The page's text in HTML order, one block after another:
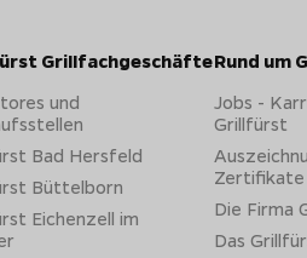
Grillfachgeschäfte
und
Bad Hersfeld
Büttelborn
Eichenzell im
Rund um
Jobs -
Grillfürst
Zertifikate
Die Firma
Das